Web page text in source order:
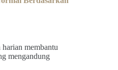
membantu
mengandung